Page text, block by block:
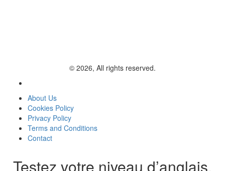
© 2026, All rights reserved.
About Us
Cookies Policy
Privacy Policy
Terms and Conditions
Contact
Testez votre niveau d’anglais.